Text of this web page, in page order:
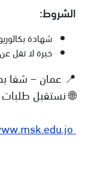
الشروط:
شهادة
خبرة لا تقل عن 3 سنوات في المدارس الخاصة.
📍 عمان – شفا
🌐 نستقبل